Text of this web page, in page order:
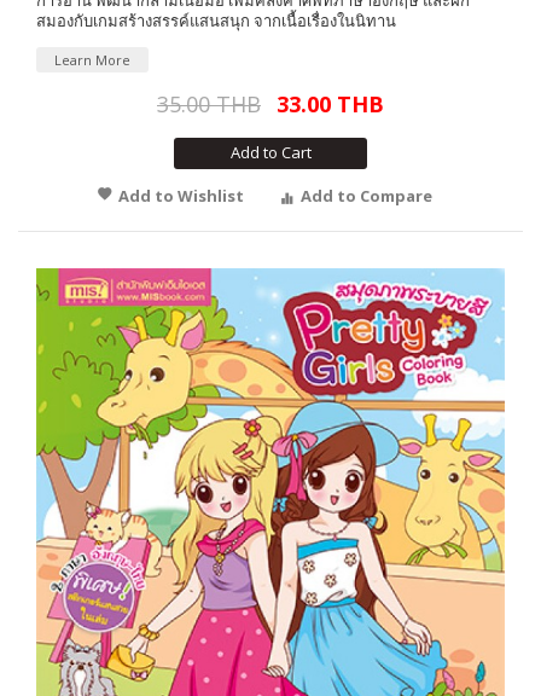
สมองกับเกมสร้างสรรค์แสนสนุก จากเนื้อเรื่องในนิทาน
Learn More
35.00 THB 33.00 THB
Add to Cart
Add to Wishlist
Add to Compare